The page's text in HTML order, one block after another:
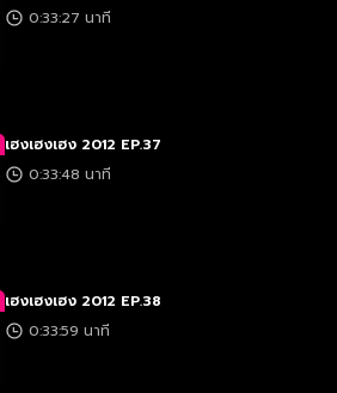
0:33:27 นาที
เฮงเฮงเฮง 2012 EP.37
0:33:48 นาที
เฮงเฮงเฮง 2012 EP.38
0:33:59 นาที